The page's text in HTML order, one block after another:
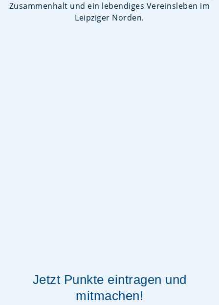
Zusammenhalt und ein lebendiges Vereinsleben im
Leipziger Norden.
Jetzt Punkte eintragen und
mitmachen!